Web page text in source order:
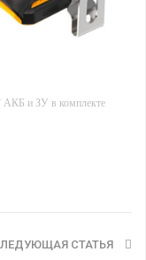
АКБ и ЗУ в комплекте
СТАТЬЯ